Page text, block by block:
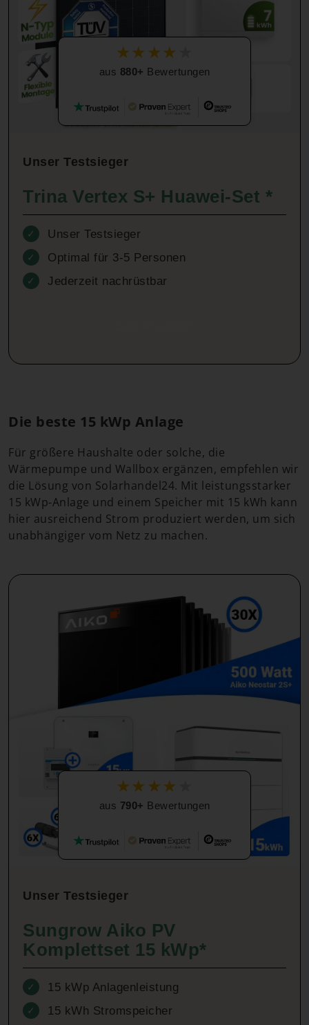
★★ ★★
aus 880+ Bewertungen
Unser Testsieger
Trina Vertex S+ Huawei-Set *
✓ Unser Testsieger
✓ Optimal für 3-5 Personen
✓ Jederzeit nachrüstbar
Die beste 15 kWp Anlage
Für größere Haushalte oder solche, die
Wärmepumpe und Wallbox ergänzen, empfehlen wir
die Lösung von Solarhandel24. Mit leistungsstarker
15 kWp-Anlage und einem Speicher mit 15 kWh kann
hier ausreichend Strom produziert werden, um sich
unabhängiger vom Netz zu machen.
★★ ★★
aus 790+ Bewertungen
Unser Testsieger
Sungrow Aiko PV
Komplettset 15 kWp*
✓ 15 kWp Anlagenleistung
✓ 15 kWh Stromspeicher